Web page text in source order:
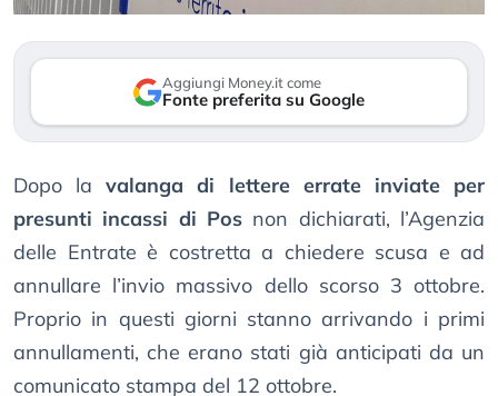
Aggiungi Money.it come
Fonte preferita su Google
Dopo lavalanga di lettere errate inviate per
presunti incassi di Pos non dichiarati, l’Agenzia
delle Entrate è costretta a chiedere scusa e ad
annullare l’invio massivo dello scorso 3 ottobre.
Proprio in questi giorni stanno arrivando i primi
annullamenti, che erano stati già anticipati da un
comunicato stampa del 12 ottobre.